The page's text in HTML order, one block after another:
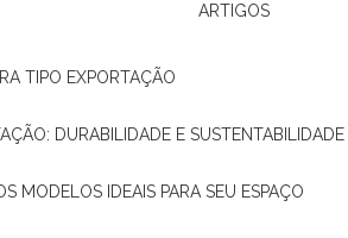
ARTIGOS
TIPO EXPORTAÇÃO
DURABILIDADE E SUSTENTABILIDADE
MODELOS IDEAIS PARA SEU ESPAÇO